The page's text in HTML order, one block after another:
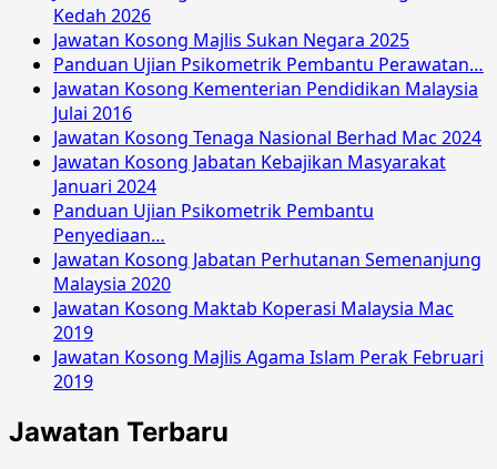
Kedah 2026
Jawatan Kosong Majlis Sukan Negara 2025
Panduan Ujian Psikometrik Pembantu Perawatan…
Jawatan Kosong Kementerian Pendidikan Malaysia
Julai 2016
Jawatan Kosong Tenaga Nasional Berhad Mac 2024
Jawatan Kosong Jabatan Kebajikan Masyarakat
Januari 2024
Panduan Ujian Psikometrik Pembantu
Penyediaan…
Jawatan Kosong Jabatan Perhutanan Semenanjung
Malaysia 2020
Jawatan Kosong Maktab Koperasi Malaysia Mac
2019
Jawatan Kosong Majlis Agama Islam Perak Februari
2019
Jawatan Terbaru